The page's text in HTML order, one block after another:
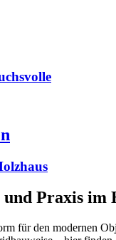
Praxis im
für den modernen